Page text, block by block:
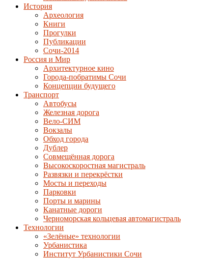
История
Археология
Книги
Прогулки
Публикации
Сочи-2014
Россия и Мир
Архитектурное кино
Города-побратимы Сочи
Концепции будущего
Транспорт
Автобусы
Железная дорога
Вело-СИМ
Вокзалы
Обход города
Дублер
Совмещённая дорога
Высокоскоростная магистраль
Развязки и перекрёстки
Мосты и переходы
Парковки
Порты и марины
Канатные дороги
Черноморская кольцевая автомагистраль
Технологии
«Зелёные» технологии
Урбанистика
Институт Урбанистики Сочи